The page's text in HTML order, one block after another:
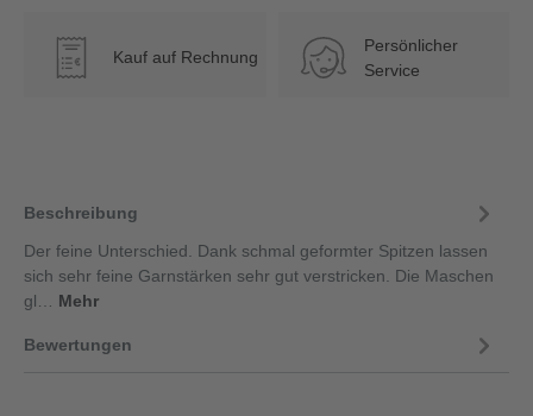
€ Kauf auf Rechnung
Persönlicher
Service
Beschreibung
Der feine Unterschied. Dank schmal geformter Spitzen lassen
sich sehr feine Garnstärken sehr gut verstricken. Die Maschen
gl… Mehr
Bewertungen